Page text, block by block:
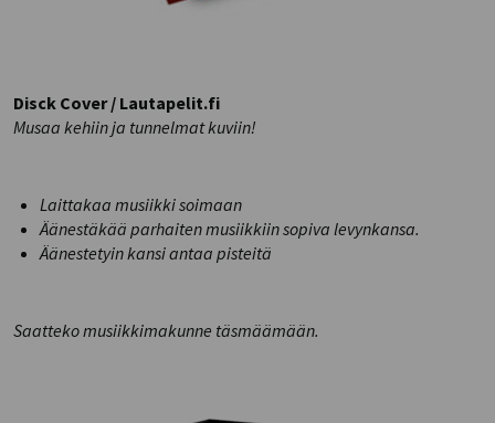
Disck Cover / Lautapelit.fi
Musaa kehiin ja tunnelmat kuviin!
Laittakaa musiikki soimaan
Äänestäkää parhaiten musiikkiin sopiva levynkansa.
Äänestetyin kansi antaa pisteitä
Saatteko musiikkimakunne täsmäämään.